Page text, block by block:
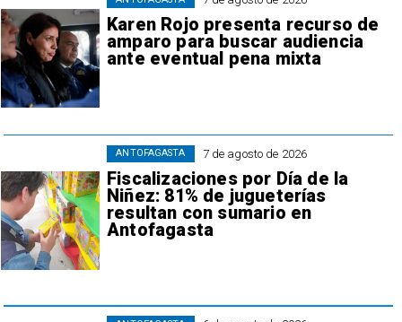
Karen Rojo presenta recurso de
amparo para buscar audiencia
ante eventual pena mixta
7 de agosto de 2026
Fiscalizaciones por Día de la
Niñez: 81% de jugueterías
resultan con sumario en
Antofagasta
ANTOFAGASTA